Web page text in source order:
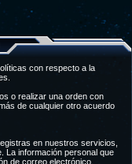
con respecto a la
o realizar una orden con
de cualquier otro acuerdo
en nuestros servicios,
La información personal que
de correo electrónico,